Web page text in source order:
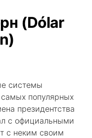
(Dólar
системы
популярных
президентства
с официальными
с неким своим